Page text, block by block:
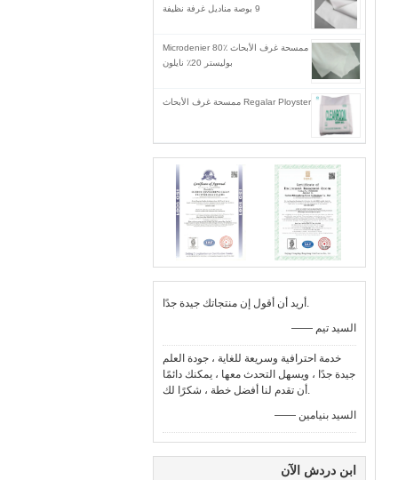
9 بوصة مناديل غرفة نظيفة
ممسحة غرف الأبحاث Microdenier 80٪
بوليستر 20٪ نايلون
Regalar Ployster ممسحة غرف الأبحاث
أريد أن أقول إن منتجاتك جيدة جدًا.
—— السيد تيم
خدمة احترافية وسريعة للغاية ، جودة العلم
جيدة جدًا ، ويسهل التحدث معها ، يمكنك دائمًا
أن تقدم لنا أفضل خطة ، شكرًا لك.
—— السيد بنيامين
ابن دردش الآن